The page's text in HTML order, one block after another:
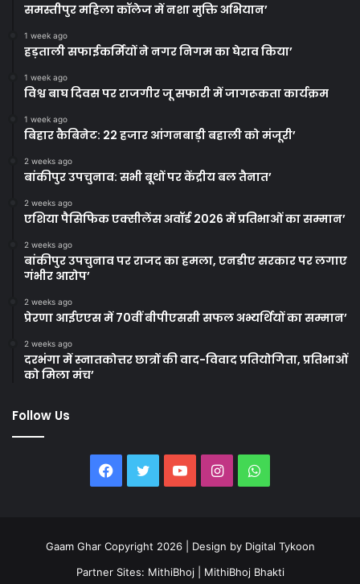
समस्तीपुर महिला कॉलेज में नशा मुक्ति अभियान’
1 week ago
हड़ताली सफाईकर्मियों ने नगर निगम का घेराव किया’
1 week ago
विश्व बाघ दिवस पर राजगीर जू सफारी में जागरूकता कार्यक्रम
1 week ago
बिहार कैबिनेट: 22 हजार आंगनबाड़ी बहाली को मंजूरी’
2 weeks ago
बांकीपुर उपचुनाव: सभी बूथों पर केंद्रीय बल तैनात’
2 weeks ago
एशिया पैसिफिक एक्सीलेंस अवॉर्ड 2026 में प्रतिभाओं का सम्मान’
2 weeks ago
बांकीपुर उपचुनाव पर राजद का हमला, एनडीए सरकार पर लगाए
गंभीर आरोप’
2 weeks ago
प्रेरणा आईएएस में 70वीं बीपीएससी सफल अभ्यर्थियों का सम्मान’
2 weeks ago
दरभंगा में स्नातकोत्तर छात्रों की वाद-विवाद प्रतियोगिता, प्रतिभाओं
को मिला मंच’
Follow Us
Facebook
TwitterYouTubeInstagramWhatsApp
Gaam Ghar Copyright 2026 | Design by Digital Tykoon
Partner Sites: MithiBhoj MithiBhoj Bhakti